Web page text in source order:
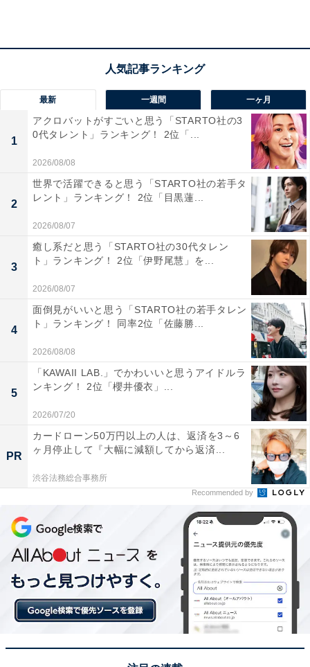
り、お買い物もできて、美味しいものも食べられる
ので楽しめそう」（40代女性／神奈川県）
「景色を見てランチを食べて帰ってくるだけでもプ
チ旅行感があって楽しいと思う」（30代女性／岩手
県）
1位：鴨川シーワールド／58票
堂々の1位に輝いたのは、房総半島に位置する大規模水
族館「鴨川シーワールド」でした。大迫力のシャチやイ
ルカのパフォーマンスをはじめ、天候に左右されずに海
の生き物たちを観察できる屋内展示施設が非常に充実し
ています。雨の日でも濡れる心配が少なく、爽快でダイ
ナミックな海の感動を体験できる点が支持されました。
回答者コメント
最新 一週間 一ヶ月
1
アクロバットがすごいと思う「STARTO社の3
0代タレント」ランキング！ 2位「...
2026/08/08
2
世界で活躍できると思う「STARTO社の若手タ
レント」ランキング！ 2位「目黒蓮...
2026/08/07
3
癒し系だと思う「STARTO社の30代タレン
ト」ランキング！ 2位「伊野尾慧」を...
2026/08/07
4
面倒見がいいと思う「STARTO社の若手タレン
ト」ランキング！ 同率2位「佐藤勝...
2026/08/08
5
「KAWAII LAB.」でかわいいと思うアイドルラ
ンキング！ 2位「櫻井優衣」...
2026/07/20
PR
カードローン50万円以上の人は、返済を3～6
ヶ月停止して『大幅に減額してから返済...
渋谷法務総合事務所
Recommended by